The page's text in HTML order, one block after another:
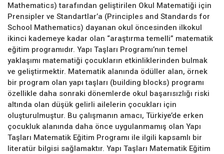
Mathematics) tarafından geliştirilen Okul Matematiği için
Prensipler ve Standartlar’a (Principles and Standards for
School Mathematics) dayanan okul öncesinden ilkokul
ikinci kademeye kadar olan “araştırma temelli” matematik
eğitim programıdır. Yapı Taşları Programı’nın temel
yaklaşımı matematiği çocukların etkinliklerinden bulmak
ve geliştirmektir. Matematik alanında ödüller alan, örnek
bir program olan yapı taşları (building blocks) programı
özellikle daha sonraki dönemlerde okul başarısızlığı riski
altında olan düşük gelirli ailelerin çocukları için
oluşturulmuştur. Bu çalışmanın amacı, Türkiye’de erken
çocukluk alanında daha önce uygulanmamış olan Yapı
Taşları Matematik Eğitim Programı ile ilgili kapsamlı bir
literatür bilgisi sağlamaktır. Yapı Taşları Matematik Eğitim